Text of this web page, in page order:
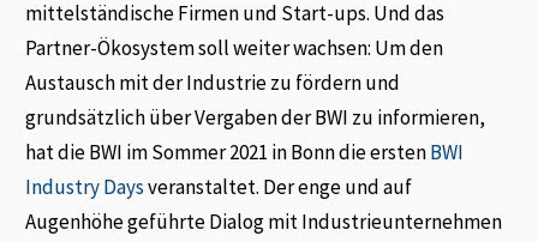
mittelständische Firmen und Start-ups. Und das
Partner-Ökosystem soll weiter wachsen: Um den
Austausch mit der Industrie zu fördern und
grundsätzlich über Vergaben der BWI zu informieren,
hat die BWI im Sommer 2021 in Bonn die erstenBWI
Industry Daysveranstaltet. Der enge und auf
Augenhöhe geführte Dialog mit Industrieunternehmen